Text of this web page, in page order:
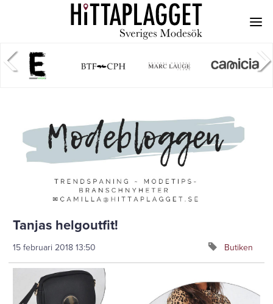
Tanjas helgoutfit!
15 februari 2018 13:50 Butiken